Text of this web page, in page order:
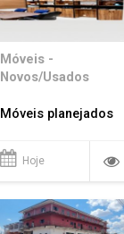
Móveis -
Novos/Usados
Móveis planejados
Hoje